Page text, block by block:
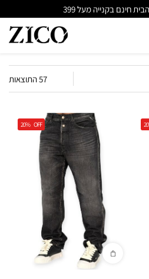
חינם בקנייה מעל 399
57 התוצאות
20% OFF